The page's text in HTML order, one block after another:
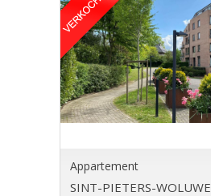
Appartement
SINT-PIETERS-WOLUWE